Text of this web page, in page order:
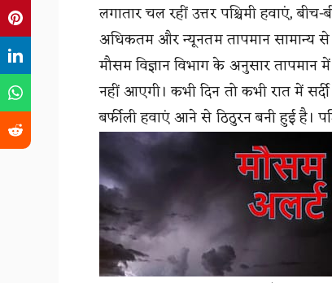
लगातार चल रहीं उत्तर पश्चिमी हवाएं,
अधिकतम और न्यूनतम तापमान सामान्य से
मौसम विज्ञान विभाग के अनुसार तापमान
नहीं आएगी। कभी दिन तो कभी रात में
बर्फीली हवाएं आने से ठिठुरन बनी हुई है।